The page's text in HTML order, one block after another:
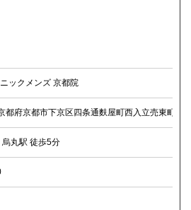
ックメンズ 京都院
都府京都市下京区四条通麩屋町西入立売東町28
烏丸駅 徒歩5分